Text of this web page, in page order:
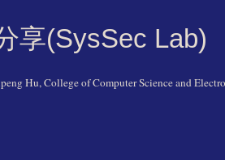
享(SysSec Lab)
Hu, College of Computer Science and